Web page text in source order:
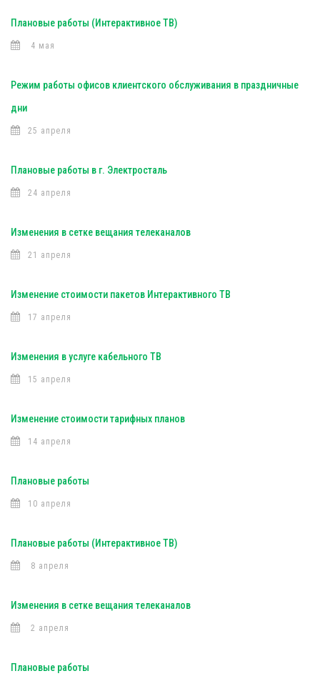
Плановые работы (Интерактивное ТВ)
4 мая
Режим работы офисов клиентского обслуживания в праздничные
дни
25 апреля
Плановые работы в г. Электросталь
24 апреля
Изменения в сетке вещания телеканалов
21 апреля
Изменение стоимости пакетов Интерактивного ТВ
17 апреля
Изменения в услуге кабельного ТВ
15 апреля
Изменение стоимости тарифных планов
14 апреля
Плановые работы
10 апреля
Плановые работы (Интерактивное ТВ)
8 апреля
Изменения в сетке вещания телеканалов
2 апреля
Плановые работы